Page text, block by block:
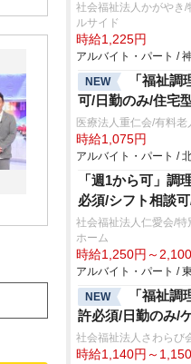
社会福祉法人かがやき
ルサイド
時給1,225円
アルバイト・パート /
NEW
「福祉
可/日勤のみ/住宅
医療法人重仁会/有料
時給1,075円
アルバイト・パート /
「週1から可」調
必須/シフト相談
社会福祉法人仁愛会/
ホーム
時給1,250円～
アルバイト・パート /
NEW
「福祉
許必須/日勤のみ/
社会福祉法人さわらび
時給1,140円～